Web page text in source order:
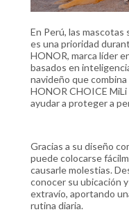
En Perú, las mascotas
es una prioridad
HONOR, marca líder
basados en
navideño que
HONOR CHOICE MiLi
ayudar a proteger a
Gracias a su diseño
puede colocarse
causarle molestias.
conocer su ubicación
extravío, aportando
rutina diaria.